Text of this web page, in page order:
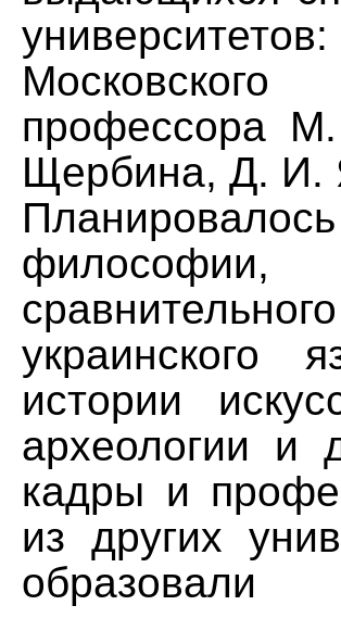
профессора
Щербина, Д. И.
философии,
украинского
истории
археологии и
кадры и
из других